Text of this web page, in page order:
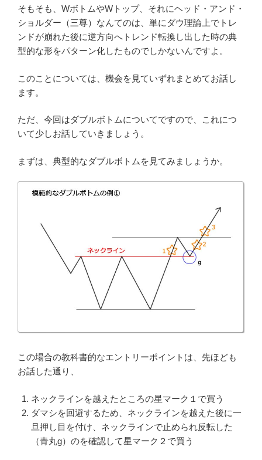
そもそも、WボトムやWトップ、それにヘッド・アンド・
ショルダー（三尊）なんてのは、単にダウ理論上でトレ
ンドが崩れた後に逆方向へトレンド転換し出した時の典
型的な形をパターン化したものでしかないんですよ。
このことについては、機会を見ていずれまとめてお話し
ます。
ただ、今回はダブルボトムについてですので、これにつ
いて少しお話していきましょう。
まずは、典型的なダブルボトムを見てみましょうか。
この場合の教科書的なエントリーポイントは、先ほども
お話した通り、
ネックラインを越えたところの星マーク１で買う
ダマシを回避するため、ネックラインを越えた後に一
旦押し目を付け、ネックラインで止められ反転した
（青丸g）のを確認して星マーク２で買う